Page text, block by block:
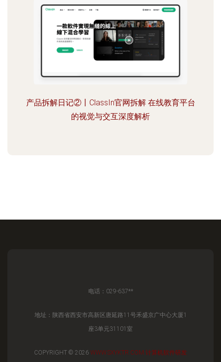
产品拆解日记②丨ClassIn官网拆解 在线教育平台
的视觉与交互深度解析
电话：029-637**
地址：陕西省西安市高新区唐延路11号禾盛京广中心大厦1
座3单元31101室
COPYRIGHT © 2026 WWW.SXYKTR.COM 计算机软件研发